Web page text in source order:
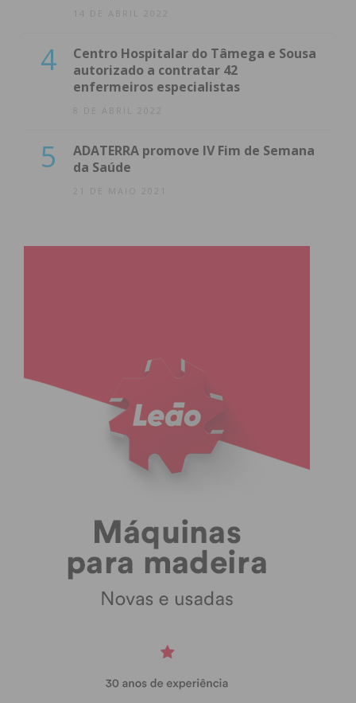
14 DE ABRIL 2022
4
Centro Hospitalar do Tâmega e Sousa
autorizado a contratar 42
enfermeiros especialistas
8 DE ABRIL 2022
5
ADATERRA promove IV Fim de Semana
da Saúde
21 DE MAIO 2021